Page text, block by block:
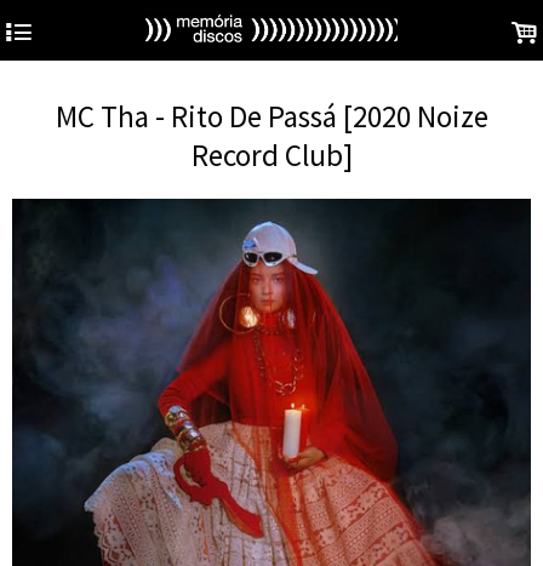
4 .
MC Tha - Rito De Passá [2020 Noize
Record Club]